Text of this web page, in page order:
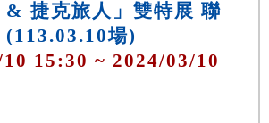
& 捷克旅人」雙特展 聯
(113.03.10場)
15:30 ~ 2024/03/10